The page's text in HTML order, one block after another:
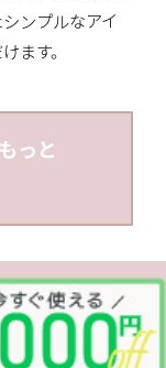
ンプルなアイ
ます。
っと